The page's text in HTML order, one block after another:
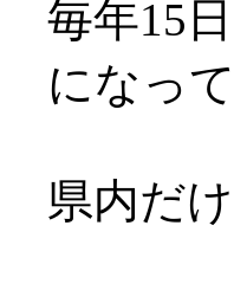
毎年15
になっ
県内だ